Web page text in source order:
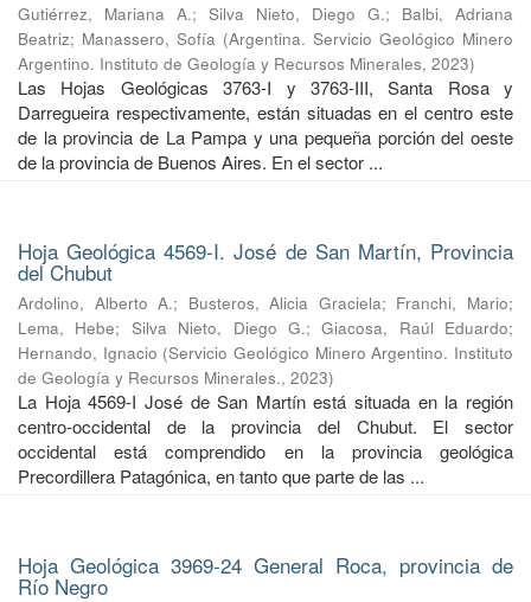
Gutiérrez, Mariana A.; Silva Nieto, Diego G.; Balbi, Adriana
Beatriz; Manassero, Sofía (Argentina. Servicio Geológico Minero
Argentino. Instituto de Geología y Recursos Minerales, 2023)
Las Hojas Geológicas 3763-I y 3763-III, Santa Rosa y
Darregueira respectivamente, están situadas en el centro este
de la provincia de La Pampa y una pequeña porción del oeste
de la provincia de Buenos Aires. En el sector ...
Hoja Geológica 4569-I. José de San Martín, Provincia
del Chubut
Ardolino, Alberto A.; Busteros, Alicia Graciela; Franchi, Mario;
Lema, Hebe; Silva Nieto, Diego G.;Giacosa, Raúl Eduardo;
Hernando, Ignacio (Servicio Geológico Minero Argentino. Instituto
de Geología y Recursos Minerales., 2023)
La Hoja 4569-I José de San Martín está situada en la región
centro-occidental de la provincia del Chubut. El sector
occidental está comprendido en la provincia geológica
Precordillera Patagónica, en tanto que parte de las ...
Hoja Geológica 3969-24 General Roca, provincia de
Río Negro